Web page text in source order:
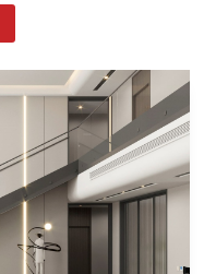
330m2 tổng giá bán từ
5 - Cập nhật mới
Khu đô thị